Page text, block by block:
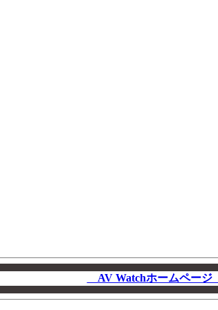
AV Watchホームページ